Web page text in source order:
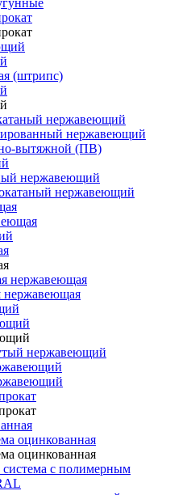
(штрипс)
нержавеющий
нержавеющий
вытяжной (ПВ)
нержавеющий
нержавеющий
нержавеющая
нержавеющая
нержавеющий
оцинкованная
оцинкованная
система с полимерным